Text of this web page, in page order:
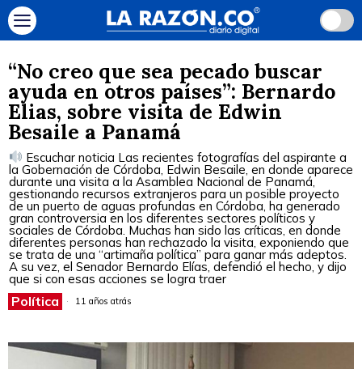
“No creo que sea pecado buscar
ayuda en otros países”: Bernardo
Elias, sobre visita de Edwin
Besaile a Panamá
Escuchar noticia Las recientes fotografías del aspirante a
la Gobernación de Córdoba, Edwin Besaile, en donde aparece
durante una visita a la Asamblea Nacional de Panamá,
gestionando recursos extranjeros para un posible proyecto
de un puerto de aguas profundas en Córdoba, ha generado
gran controversia en los diferentes sectores políticos y
sociales de Córdoba. Muchas han sido las críticas, en donde
diferentes personas han rechazado la visita, exponiendo que
se trata de una “artimaña política” para ganar más adeptos.
A su vez, el Senador Bernardo Elías, defendió el hecho, y dijo
que si con esas acciones se logra traer
Política 11 años atrás